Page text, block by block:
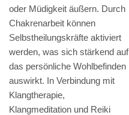
oder Müdigkeit äußern. Durch
Chakrenarbeit können
Selbstheilungskräfte aktiviert
werden, was sich stärkend auf
das persönliche Wohlbefinden
auswirkt. In Verbindung mit
Klangtherapie,
Klangmeditation und Reiki